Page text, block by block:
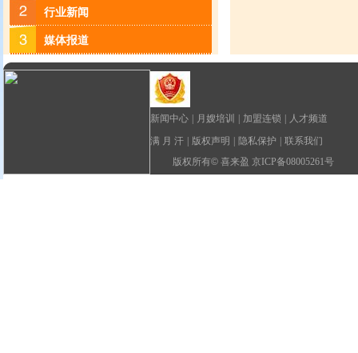
行业新闻
媒体报道
新闻中心 月嫂培训 加盟连锁
人才频道
满 月 汗
版权声明 隐私保护
联系我们
版权所有© 喜来盈 京ICP备08005261号